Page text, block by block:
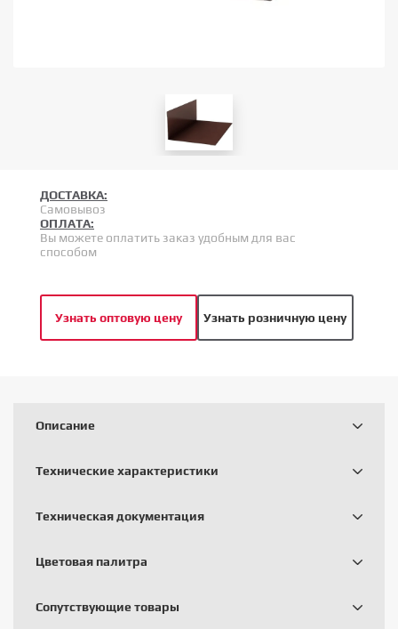
ДОСТАВКА:
Самовывоз
ОПЛАТА:
Вы можете оплатить заказ удобным для вас
способом
Узнать оптовую цену Узнать розничную цену
Описание
Технические характеристики
Техническая документация
Цветовая палитра
Сопутствующие товары